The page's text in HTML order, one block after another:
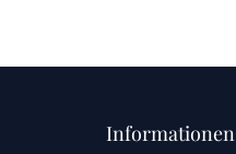
Informationen